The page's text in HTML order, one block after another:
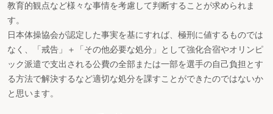
教育的観点など様々な事情を考慮して判断することが求められま
す。
日本体操協会が認定した事実を基にすれば、極刑に値するものでは
なく、「戒告」＋「その他必要な処分」として強化合宿やオリンピ
ック派遣で支出される公費の全部または一部を選手の自己負担とす
る方法で解決するなど適切な処分を課すことができたのではないか
と思います。